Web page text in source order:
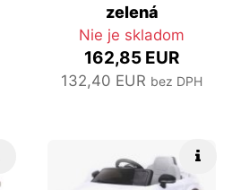
zelená
Nie je skladom
162,85 EUR
132,40 EUR bez DPH